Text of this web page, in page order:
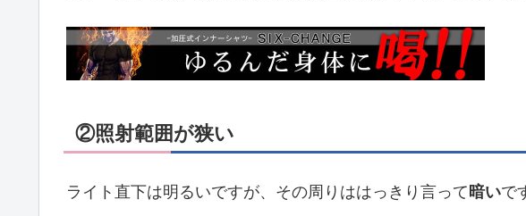
②照射範囲が狭い
ライト直下は明るいですが、その周りははっきり言って暗いで